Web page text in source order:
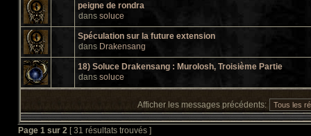
peigne de rondra
dans soluce
Spéculation sur la future extension
dans Drakensang
18) Soluce Drakensang : Murolosh, Troisième Partie
dans soluce
Afficher les messages précédents:
Page 1 sur 2 [ 31 résultats trouvés ]